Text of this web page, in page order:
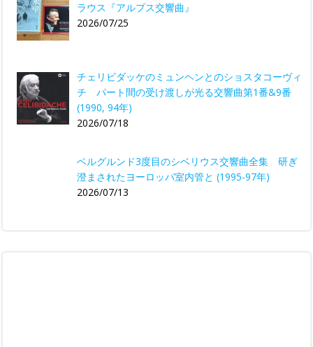
ラウス『アルプス交響曲』
2026/07/25
チェリビダッケのミュンヘンとのショスタコーヴィ
チ パート間の受け渡しが光る交響曲第1番&9番
(1990, 94年)
2026/07/18
ベルグルンド3度目のシベリウス交響曲全集 研ぎ
澄まされたヨーロッパ室内管と (1995-97年)
2026/07/13